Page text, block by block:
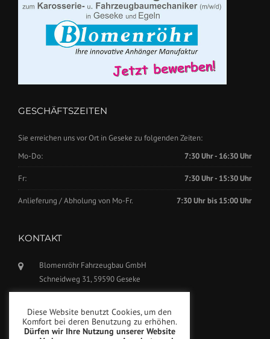
GESCHÄFTSZEITEN
Sie erreichen uns vor Ort in Geseke zu folgenden Zeiten:
Mo-Do:
7:30 Uhr - 16:30 Uhr
Fr: 7:30 Uhr - 15:30 Uhr
Anlieferung / Abholung von Mo-Fr. 7:30 Uhr bis 15:00 Uhr
KONTAKT
Blomenröhr Fahrzeugbau GmbH
Schneidweg 31, 59590 Geseke
Fax: +49(0)2942-5799777
Diese Website benutzt Cookies, um den
Komfort bei deren Benutzung zu erhöhen.
Dürfen wir Ihre Nutzung unserer Website